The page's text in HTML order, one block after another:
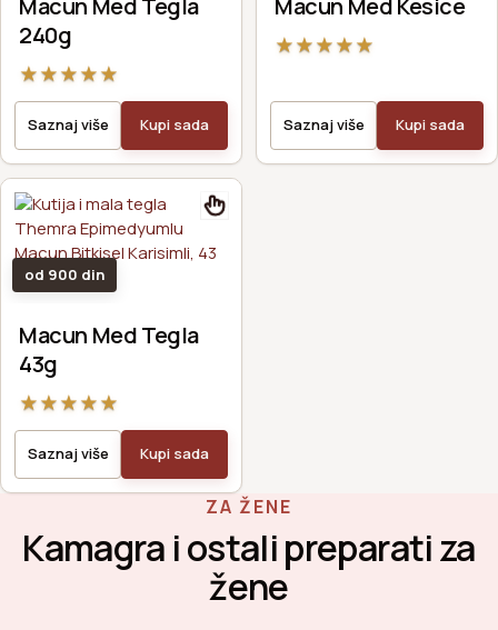
240g
★★★★★
Saznaj više Kupi sada
★★★★★
Saznaj više Kupi sada
od 900 din
Macun Med Tegla
43g
★★★★★
Saznaj više Kupi sada
ZA ŽENE
Kamagra i ostali preparati za
žene